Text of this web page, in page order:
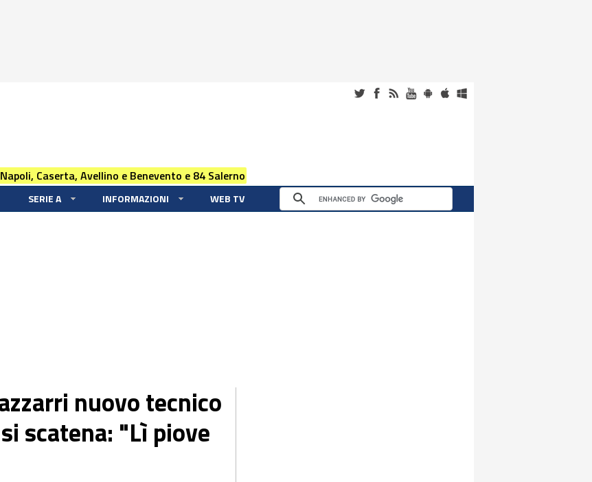
Caserta, Avellino e Benevento e 84 Salerno
SERIE A INFORMAZIONI WEB TV
nuovo tecnico
scatena: "Lì piove